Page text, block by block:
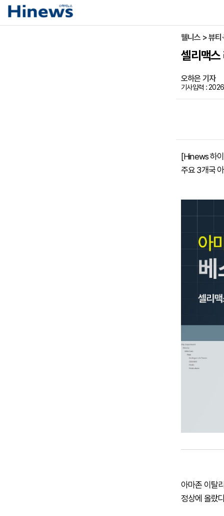
웰니스 > 뷰티
셀리맥스
오하은 기자
기사입력 :
[Hinews 하
주요 3개국
아마존 이탈
정상에 올랐